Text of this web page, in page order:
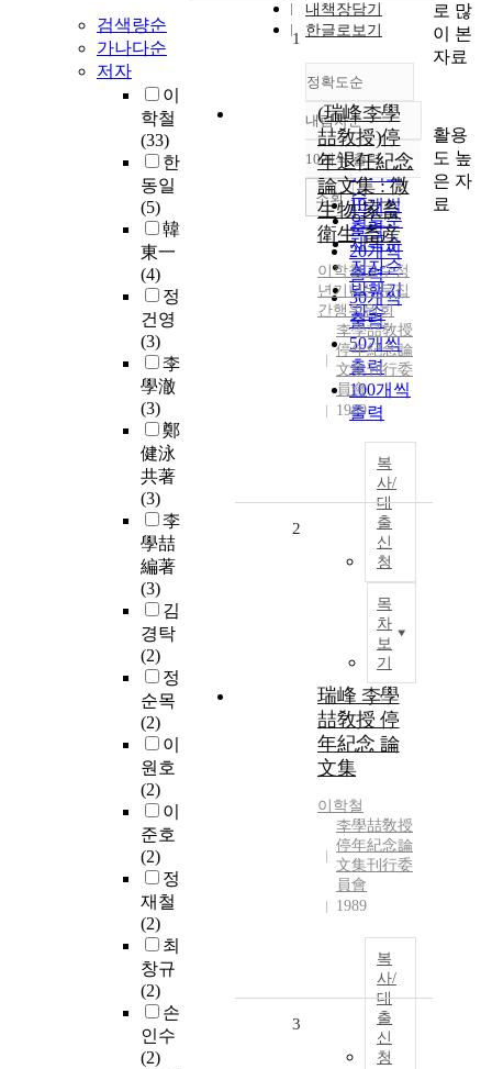
검색량순
가나다순
저자
이
학철
(33)
한
동일
(5)
韓
東一
(4)
정
건영
(3)
李
學澈
(3)
鄭
健泳
共著
(3)
李
學喆
編著
(3)
김
경탁
(2)
정
순목
(2)
이
원호
(2)
이
준호
(2)
정
재철
(2)
최
창규
(2)
손
인수
(2)
내책장담기
한글로보기
정확도순
정확도
순
인기도
순
연도순
제목순
저자순
발행기
관순
내림차순
내림차순
10개씩 출력
10개씩
출력
20개씩
출력
30개씩
출력
50개씩
출력
100개씩
출력
조회
1
(瑞峰李學
喆敎授)停
年退任紀念
論文集 : 微
生物·家畜
衛生·畜産
이학철교수정
년기념논문집
간행위원회
李學喆敎授
停年紀念論
文集刊行委
員會
1989
복
사/
대
출
신
청
목
차
보
기
2
瑞峰 李學
喆敎授 停
年紀念 論
文集
이학철
李學喆敎授
停年紀念論
文集刊行委
員會
1989
복
사/
대
출
신
청
3
로 많
이 본
자료
활용
도 높
은 자
료